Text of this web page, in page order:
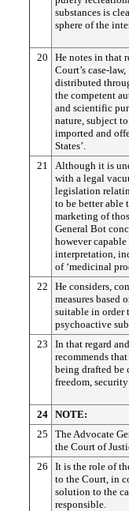
substances is
sphere of the
20
He notes in that
Court’s case-
distributed
the competent
and scientific
nature, subject
imported and
States’.
21
Although it is
with a legal
legislation
to be better able
marketing of
General Bot
however
interpretation,
of ‘medicinal
22
He considers,
measures based
suitable in order
psychoactive
23
In that regard
recommends
being drafted be
freedom,
24 NOTE:
25
The Advocate
the Court of
26
It is the role of
to the Court, in
solution to the
responsible.